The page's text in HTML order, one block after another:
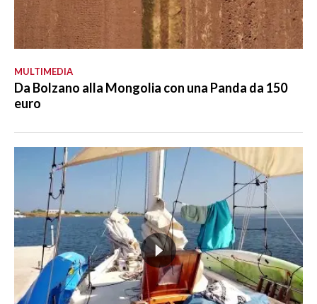
MULTIMEDIA
Da Bolzano alla Mongolia con una Panda da 150
euro